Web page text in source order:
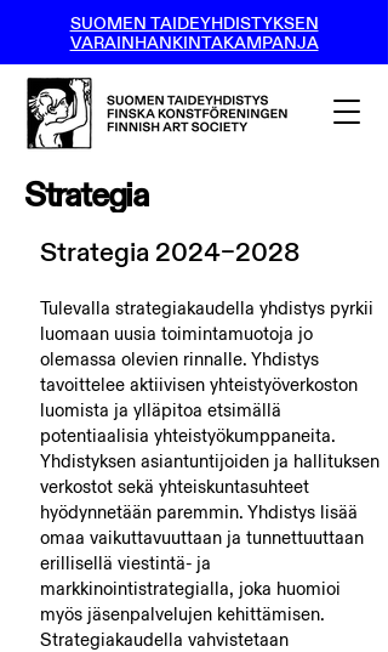
SUOMEN TAIDEYHDISTYKSEN
VARAINHANKINTAKAMPANJA
Strategia
Strategia 2024–2028
Tulevalla strategiakaudella yhdistys pyrkii
luomaan uusia toimintamuotoja jo
olemassa olevien rinnalle. Yhdistys
tavoittelee aktiivisen yhteistyöverkoston
luomista ja ylläpitoa etsimällä
potentiaalisia yhteistyökumppaneita.
Yhdistyksen asiantuntijoiden ja hallituksen
verkostot sekä yhteiskuntasuhteet
hyödynnetään paremmin. Yhdistys lisää
omaa vaikuttavuuttaan ja tunnettuuttaan
erillisellä viestintä- ja
markkinointistrategialla, joka huomioi
myös jäsenpalvelujen kehittämisen.
Strategiakaudella vahvistetaan